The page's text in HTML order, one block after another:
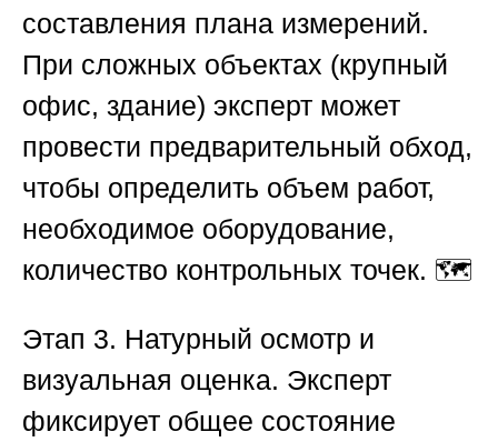
составления плана измерений.
При сложных объектах (крупный
офис, здание) эксперт может
провести предварительный обход,
чтобы определить объем работ,
необходимое оборудование,
количество контрольных точек. 🗺️
Этап 3. Натурный осмотр и
визуальная оценка. Эксперт
фиксирует общее состояние